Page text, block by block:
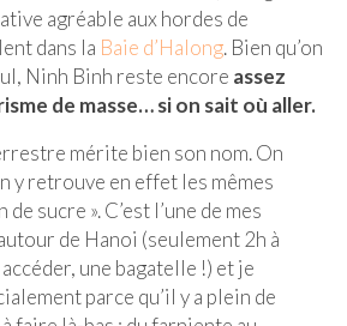
Picchu
agréable aux hordes de
dans la Baie d’Halong. Bien qu’on
Ninh Binh reste encore assez
de masse… si on sait où aller.
mérite bien son nom. On
y retrouve en effet les mêmes
sucre ». C’est l’une de mes
de Hanoi (seulement 2h à
une bagatelle !) et je
parce qu’il y a plein de